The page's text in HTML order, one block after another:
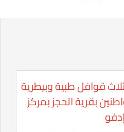
قوافل طبية وبيطرية
بقرية الحجز بمركز
إدفو